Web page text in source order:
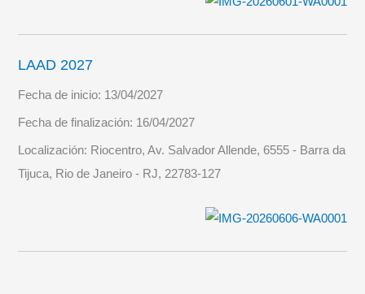
LAAD 2027
Fecha de inicio: 13/04/2027
Fecha de finalización: 16/04/2027
Localización: Riocentro, Av. Salvador Allende, 6555 - Barra da
Tijuca, Rio de Janeiro - RJ, 22783-127